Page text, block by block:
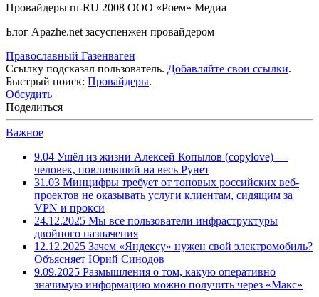
Провайдеры ru-RU 2008 ООО «Роем» Медиа
Блог Apazhe.net засуспенжен провайдером
Православный Газенваген
Ссылку подсказал пользователь. Добавляйте свои ссылки.
Быстрый поиск: Провайдеры.
Обсудить
Поделиться
Важное
9.04 Ушёл из жизни Алексей Копылов (copylove) —
человек, повлиявший на весь Рунет
31.03 Минцифры требует от топовых российских веб-
проектов не оказывать услуги клиентам, сидящим за
VPN и прокси
24.12.2025 Мы все пользователи инфраструктуры
двойного назначения
12.12.2025 Зачем «Яндексу» нужен свой электромобиль?
Объясняет Юрий Синодов
9.09.2025 Размышления о том, какую оперативно
значимую информацию можно получить через «Макс»